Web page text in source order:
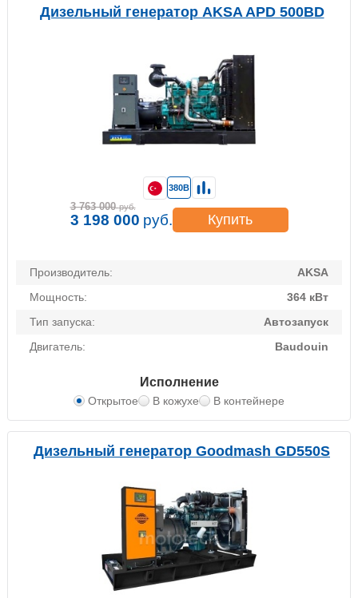
Дизельный генератор AKSA APD 500BD
Производитель:
AKSA
Мощность:
364 кВт
Тип запуска:
Автозапуск
Двигатель:
Baudouin
Исполнение
Открытое В кожухе В контейнере
380В
3 763 000 руб.
3 198 000 руб. Купить
Дизельный генератор Goodmash GD550S